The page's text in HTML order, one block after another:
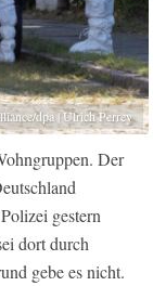
dpa | Ulrich Perrey
Der
gestern
dort durch
gebe es nicht.